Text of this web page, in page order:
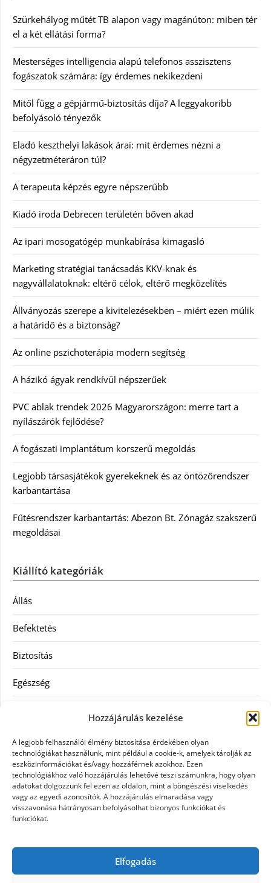
Hozzájárulás kezelése
A legjobb felhasználói élmény biztosítása érdekében olyan
technológiákat használunk, mint például a cookie-k, amelyek tárolják az
eszközinformációkat és/vagy hozzáférnek azokhoz. Ezen
technológiákhoz való hozzájárulás lehetővé teszi számunkra, hogy olyan
adatokat dolgozzunk fel ezen az oldalon, mint a böngészési viselkedés
vagy az egyedi azonosítók. A hozzájárulás elmaradása vagy
visszavonása hátrányosan befolyásolhat bizonyos funkciókat és
funkciókat.
Elfogadás
Szürkehályog műtét TB alapon vagy magánúton: miben tér
el a két ellátási forma?
Mesterséges intelligencia alapú telefonos asszisztens
fogászatok számára: így érdemes nekikezdeni
Mitől függ a gépjármű-biztosítás díja? A leggyakoribb
befolyásoló tényezők
Eladó keszthelyi lakások árai: mit érdemes nézni a
négyzetméteráron túl?
A terapeuta képzés egyre népszerűbb
Kiadó iroda Debrecen területén bőven akad
Az ipari mosogatógép munkabírása kimagasló
Marketing stratégiai tanácsadás KKV-knak és
nagyvállalatoknak: eltérő célok, eltérő megközelítés
Állványozás szerepe a kivitelezésekben – miért ezen múlik
a határidő és a biztonság?
Az online pszichoterápia modern segítség
A házikó ágyak rendkívül népszerűek
PVC ablak trendek 2026 Magyarországon: merre tart a
nyílászárók fejlődése?
A fogászati implantátum korszerű megoldás
Legjobb társasjátékok gyerekeknek és az öntözőrendszer
karbantartása
Fűtésrendszer karbantartás: Abezon Bt. Zónagáz szakszerű
megoldásai
Kiállító kategóriák
Állás
Befektetés
Biztosítás
Egészség
Ingatlan
Művészetek és szórakozás
Múzeumok
Szolgáltatás
Szórakozás
Webáruház